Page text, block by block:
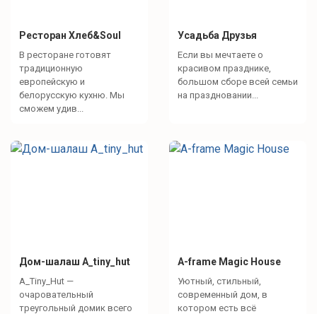
Ресторан Хлеб&Soul
В ресторане готовят
традиционную
европейскую и
белорусскую кухню. Мы
сможем удив...
Усадьба Друзья
Если вы мечтаете о
красивом празднике,
большом сборе всей семьи
на праздновании...
Дом-шалаш A_tiny_hut
A_Tiny_Hut —
очаровательный
треугольный домик всего
A-frame Magic House
Уютный, стильный,
современный дом, в
котором есть всё